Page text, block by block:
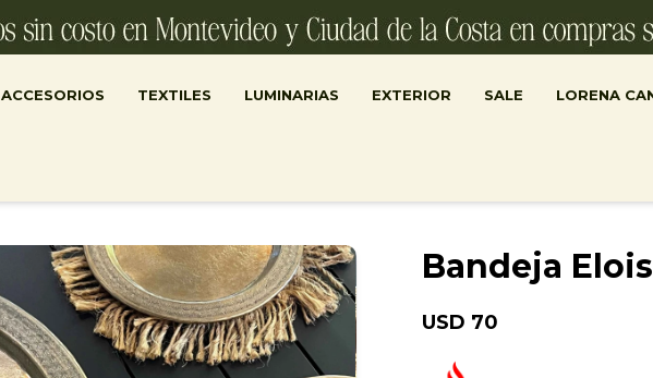
ACCESORIOS TEXTILES LUMINARIAS EXTERIOR SALE LORENA
Bandeja
USD 70